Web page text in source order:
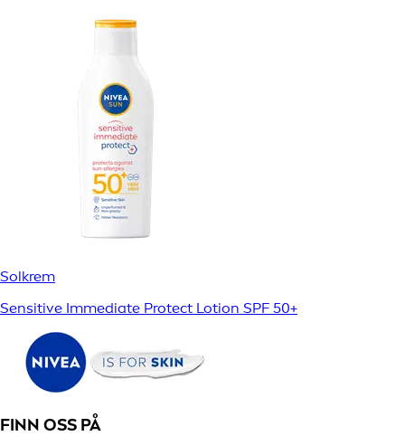
Solkrem
Sensitive Immediate Protect Lotion SPF 50+
FINN OSS PÅ